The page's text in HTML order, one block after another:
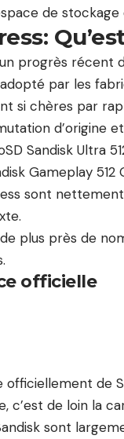
de
progrès récent
par les
si chères par
d’origine
Sandisk Ultra
Gameplay
sont
plus près de
officielle
officiellement de
c’est de loin la
sont